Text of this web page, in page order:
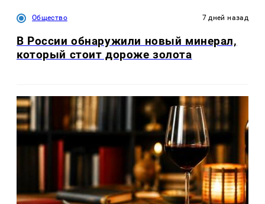
Общество 7 дней назад
В России обнаружили новый минерал,
который стоит дороже золота